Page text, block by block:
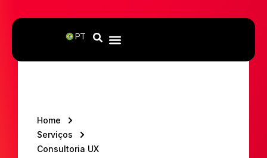
PT
Home
Serviços
Consultoria UX